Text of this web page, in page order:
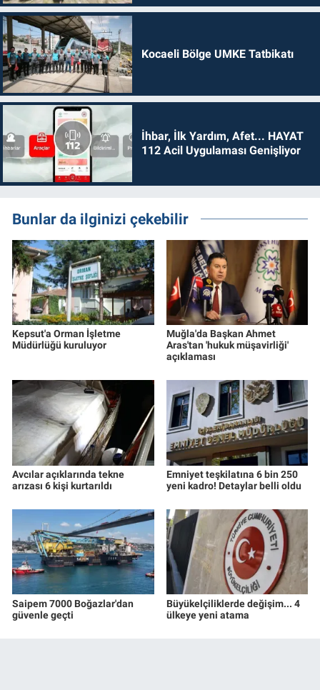
Kocaeli Bölge UMKE Tatbikatı
İhbar, İlk Yardım, Afet... HAYAT
112 Acil Uygulaması Genişliyor
Bunlar da ilginizi çekebilir
Kepsut'a Orman İşletme
Müdürlüğü kuruluyor
Muğla'da Başkan Ahmet
Aras'tan 'hukuk müşavirliği'
açıklaması
Avcılar açıklarında tekne
arızası 6 kişi kurtarıldı
Emniyet teşkilatına 6 bin 250
yeni kadro! Detaylar belli oldu
Saipem 7000 Boğazlar'dan
güvenle geçti
Büyükelçiliklerde değişim... 4
ülkeye yeni atama